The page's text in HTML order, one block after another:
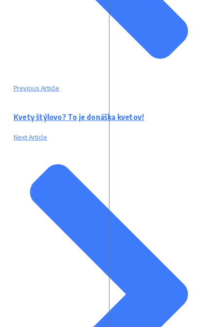
Previous Article
Kvety štýlovo? To je donáška kvetov!
Next Article